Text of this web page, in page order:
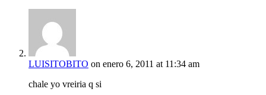
LUISITOBITO on enero 6, 2011 at 11:34 am
chale yo vreiria q si